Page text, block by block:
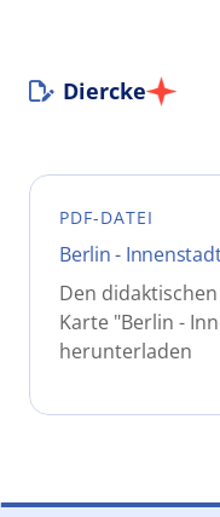
Diercke
PDF-DATEI
Berlin -
Den
Karte "Berlin -
herunterladen